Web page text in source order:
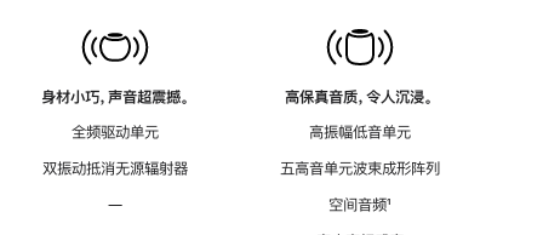
身材小巧，声音超震撼。
全频驱动单元
双振动抵消无源辐射器
—
高保真音质，令人沉浸。
高振幅低音单元
五高音单元波束成形阵列
空间音频脚
¹